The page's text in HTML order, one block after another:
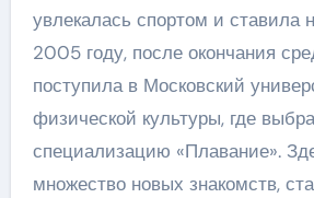
увлекалась спортом и ставила
2005 году, после окончания
поступила в Московский
физической культуры, где
специализацию «Плавание».
множество новых знакомств,